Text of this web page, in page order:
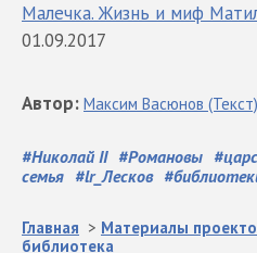
Малечка. Жизнь и миф
01.09.2017
#Николай II #Романовы #
семья #lr_Лесков #
Автор: Максим Васюнов (Текст)
Главная > Материалы
библиотека